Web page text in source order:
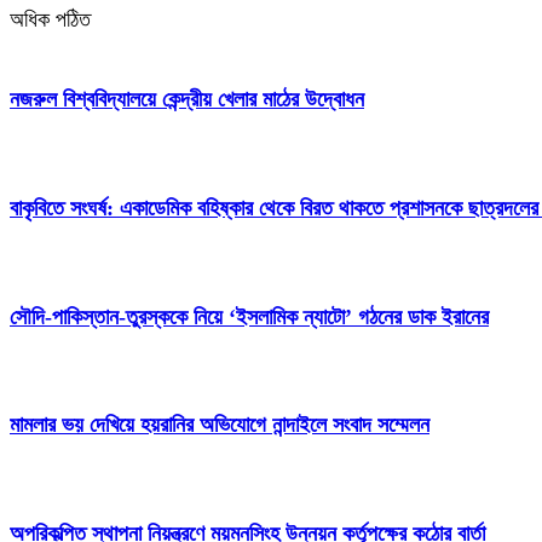
অধিক পঠিত
নজরুল বিশ্ববিদ্যালয়ে কেন্দ্রীয় খেলার মাঠের উদ্বোধন
বাকৃবিতে সংঘর্ষ: একাডেমিক বহিষ্কার থেকে বিরত থাকতে প্রশাসনকে
সৌদি-পাকিস্তান-তুরস্ককে নিয়ে ‘ইসলামিক ন্যাটো’ গঠনের ডাক ইরানের
মামলার ভয় দেখিয়ে হয়রানির অভিযোগে নান্দাইলে সংবাদ সম্মেলন
অপরিকল্পিত স্থাপনা নিয়ন্ত্রণে ময়মনসিংহ উন্নয়ন কর্তৃপক্ষের কঠোর বার্তা